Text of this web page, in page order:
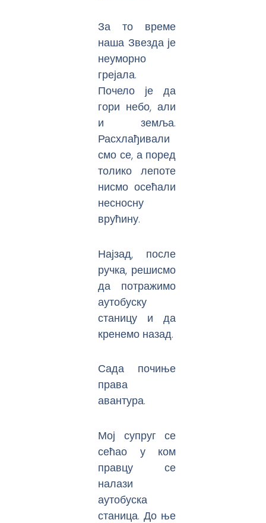
За то време
наша Звезда је
неуморно
грејала.
Почело је да
гори небо, али
и земља.
Расхлађивали
смо се, а поред
толико лепоте
нисмо осећали
несносну
врућину.
Најзад, после
ручка, решисмо
да потражимо
аутобуску
станицу и да
кренемо назад.
Сада почиње
права
авантура.
Мој супруг се
сећао у ком
правцу се
налази
аутобуска
станица. До ње